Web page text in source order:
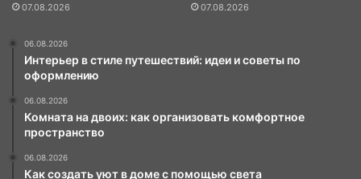
07.08.2026 07.08.2026
06.08.2026
Интерьер в стиле путешествий: идеи и советы по
оформлению
06.08.2026
Комната на двоих: как организовать комфортное
пространство
06.08.2026
Как создать уют в доме с помощью света